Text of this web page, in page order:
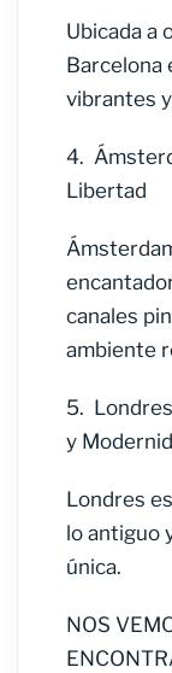
Ubicada a
Barcelona
vibrantes
4.
Libertad
canales
ambiente
5.
y
Londres
lo antiguo
única.
NOS